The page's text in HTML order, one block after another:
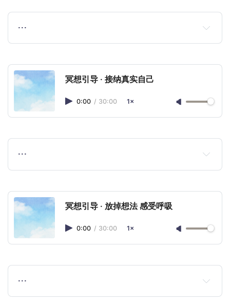
…
冥想引导 · 接纳真实自己
0:00 / 30:00 1×
…
冥想引导 · 放掉想法 感受呼吸
0:00 / 30:00 1×
…